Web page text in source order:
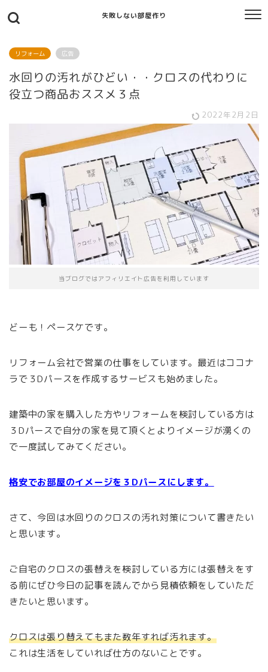
失敗しない部屋作り
リフォーム 広告
水回りの汚れがひどい・・クロスの代わりに
役立つ商品おススメ３点
2022年2月2日
当ブログではアフィリエイト広告を利用しています
どーも！ペースケです。
リフォーム会社で営業の仕事をしています。最近はココナ
ラで３Dパースを作成するサービスも始めました。
建築中の家を購入した方やリフォームを検討している方は
３Dパースで自分の家を見て頂くとよりイメージが湧くの
で一度試してみてください。
格安でお部屋のイメージを３Dパースにします。
さて、今回は水回りのクロスの汚れ対策について書きたい
と思います。
ご自宅のクロスの張替えを検討している方には張替えをす
る前にぜひ今日の記事を読んでから見積依頼をしていただ
きたいと思います。
クロスは張り替えてもまた数年すれば汚れます。
これは生活をしていれば仕方のないことです。